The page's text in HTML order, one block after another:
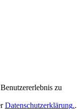
zu
Datenschutzerklärung..